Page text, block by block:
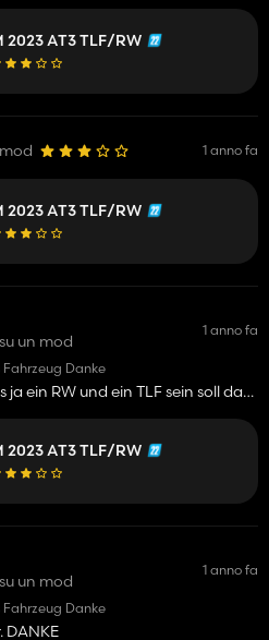
2023 AT3 TLF/RW
1 anno fa
2023 AT3 TLF/RW
un mod
1 anno fa
Fahrzeug Danke
ein RW und ein TLF sein soll das
schon gerne als Rüstungen und
2023 AT3 TLF/RW
un mod
1 anno fa
Fahrzeug Danke
DANKE